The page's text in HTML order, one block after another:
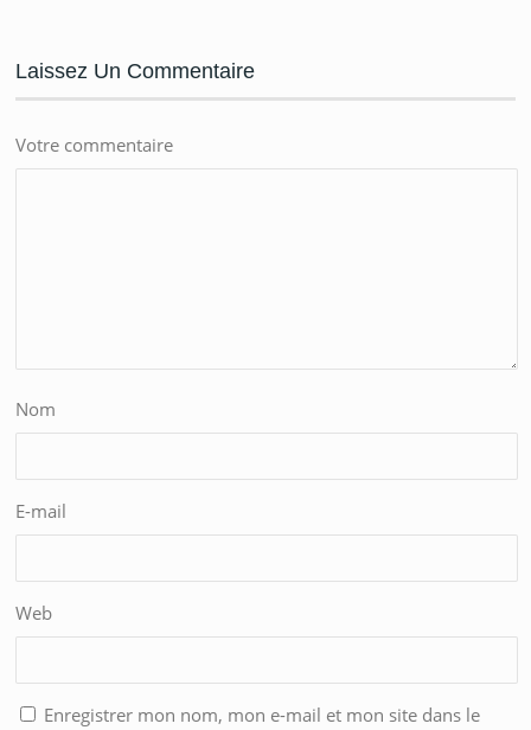
Laissez Un Commentaire
Votre commentaire
Nom
E-mail
Web
Enregistrer mon nom, mon e-mail et mon site dans le